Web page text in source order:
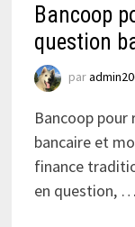
Bancoop
question
par
Bancoop pour
bancaire et
finance
en question, …